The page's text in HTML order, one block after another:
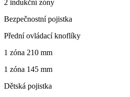
2 indukční zóny
Bezpečnostní pojistka
Přední ovládací knoflíky
1 zóna 210 mm
1 zóna 145 mm
Dětská pojistka